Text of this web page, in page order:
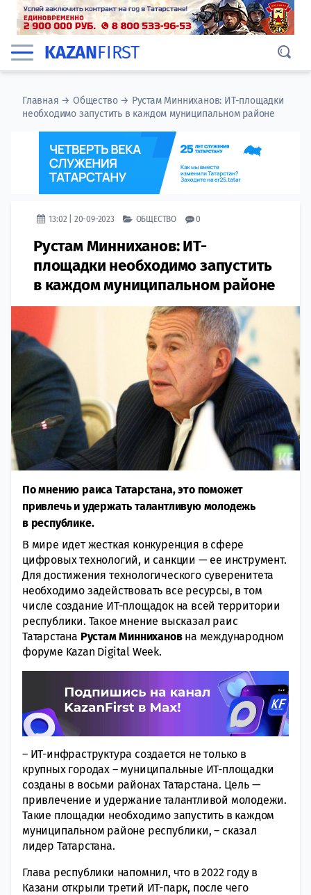
KAZANFIRST
Главная →Общество→ Рустам Минниханов: ИТ-площадки
необходимо запустить в каждом муниципальном районе
13:02 | 20-09-2023 ОБЩЕСТВО 0
Рустам Минниханов: ИТ-
площадки необходимо запустить
в каждом муниципальном районе
По мнению раиса Татарстана, это поможет
привлечь и удержать талантливую молодежь
в республике.
В мире идет жесткая конкуренция в сфере
цифровых технологий, и санкции — ее инструмент.
Для достижения технологического суверенитета
необходимо задействовать все ресурсы, в том
числе создание ИТ-площадок на всей территории
республики. Такое мнение высказал раис
Татарстана Рустам Миннихановна международном
форуме Kazan Digital Week.
– ИТ-инфраструктура создается не только в
крупных городах – муниципальные ИТ-площадки
созданы в восьми районах Татарстана. Цель —
привлечение и удержание талантливой молодежи.
Такие площадки необходимо запустить в каждом
муниципальном районе республики, – сказал
лидер Татарстана.
Глава республики напомнил, что в 2022 году в
Казани открыли третий ИТ-парк, после чего